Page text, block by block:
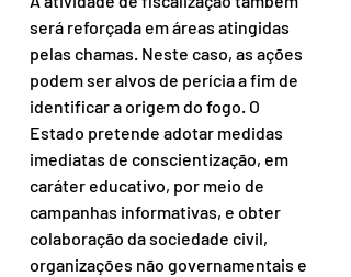
será reforçada em áreas atingidas
pelas chamas. Neste caso, as ações
podem ser alvos de perícia a fim de
identificar a origem do fogo. O
Estado pretende adotar medidas
imediatas de conscientização, em
caráter educativo, por meio de
campanhas informativas, e obter
colaboração da sociedade civil,
organizações não governamentais e